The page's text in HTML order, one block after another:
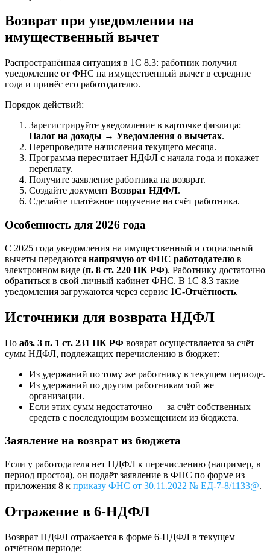
Возврат при уведомлении на
имущественный вычет
Распространённая ситуация в 1С 8.3: работник получил
уведомление от ФНС на имущественный вычет в середине
года и принёс его работодателю.
Порядок действий:
Зарегистрируйте уведомление в карточке физлица:
Налог на доходы → Уведомления о вычетах.
Перепроведите начисления текущего месяца.
Программа пересчитает НДФЛ с начала года и покажет
переплату.
Получите заявление работника на возврат.
Создайте документ Возврат НДФЛ.
Сделайте платёжное поручение на счёт работника.
Особенность для 2026 года
С 2025 года уведомления на имущественный и социальный
вычеты передаются напрямую от ФНС работодателю в
электронном виде (п. 8 ст. 220 НК РФ). Работнику достаточно
обратиться в свой личный кабинет ФНС. В 1С 8.3 такие
уведомления загружаются через сервис 1С-Отчётность.
Источники для возврата НДФЛ
По абз. 3 п. 1 ст. 231 НК РФ возврат осуществляется за счёт
сумм НДФЛ, подлежащих перечислению в бюджет:
Из удержаний по тому же работнику в текущем периоде.
Из удержаний по другим работникам той же
организации.
Если этих сумм недостаточно — за счёт собственных
средств с последующим возмещением из бюджета.
Заявление на возврат из бюджета
Если у работодателя нет НДФЛ к перечислению (например, в
период простоя), он подаёт заявление в ФНС по форме из
приложения 8 к приказу ФНС от 30.11.2022 № ЕД-7-8/1133@.
Отражение в 6-НДФЛ
Возврат НДФЛ отражается в форме 6-НДФЛ в текущем
отчётном периоде: